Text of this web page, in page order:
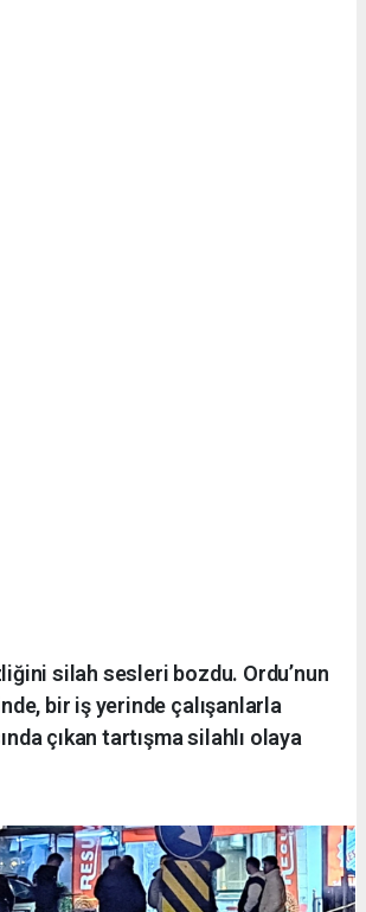
silah sesleri bozdu. Ordu’nun
bir iş yerinde çalışanlarla
çıkan tartışma silahlı olaya